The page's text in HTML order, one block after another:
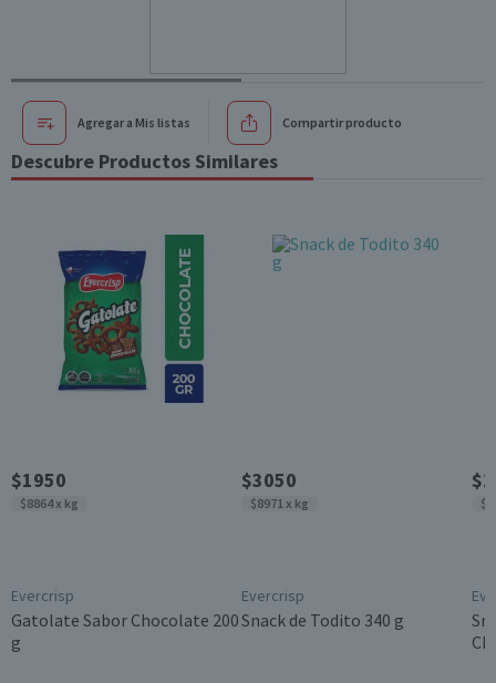
Agregar a Mis listas Compartir producto
Descubre Productos Similares
$1950
$8864 x kg
Evercrisp
Gatolate Sabor Chocolate 200
g
$3050
$8971 x kg
Evercrisp
Snack de Todito 340 g